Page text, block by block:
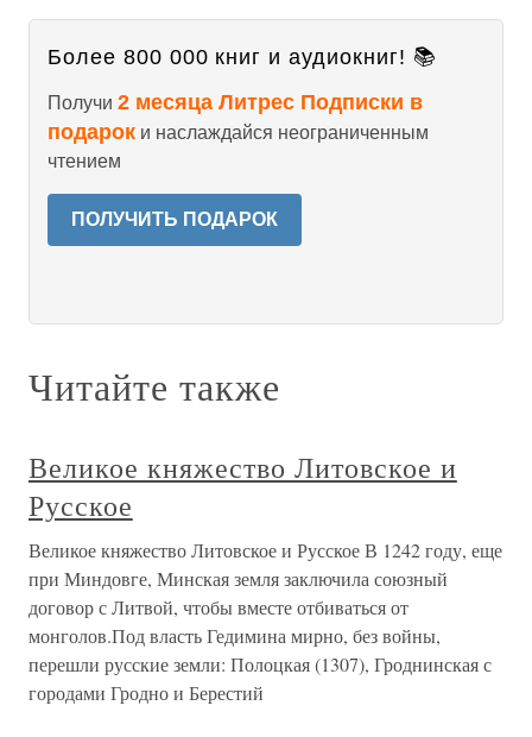
Более 800 000 книг и аудиокниг! 📚
Получи 2 месяца Литрес Подписки в
подарок и наслаждайся неограниченным
чтением
ПОЛУЧИТЬ ПОДАРОК
Читайте также
Великое княжество Литовское и
Русское
Великое княжество Литовское и Русское В 1242 году, еще
при Миндовге, Минская земля заключила союзный
договор с Литвой, чтобы вместе отбиваться от
монголов.Под власть Гедимина мирно, без войны,
перешли русские земли: Полоцкая (1307), Гроднинская с
городами Гродно и Берестий